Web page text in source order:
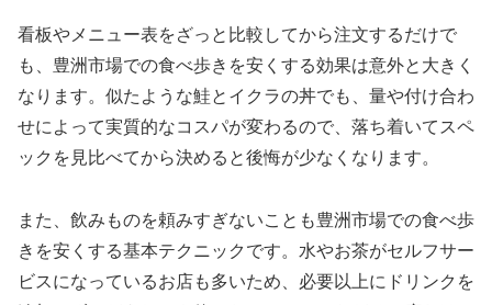
看板やメニュー表をざっと比較してから注文するだけで
も、豊洲市場での食べ歩きを安くする効果は意外と大きく
なります。似たような鮭とイクラの丼でも、量や付け合わ
せによって実質的なコスパが変わるので、落ち着いてスペ
ックを見比べてから決めると後悔が少なくなります。
また、飲みものを頼みすぎないことも豊洲市場での食べ歩
きを安くする基本テクニックです。水やお茶がセルフサー
ビスになっているお店も多いため、必要以上にドリンクを